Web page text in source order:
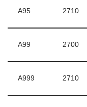
А95 2710
А99 2700
А999 2710